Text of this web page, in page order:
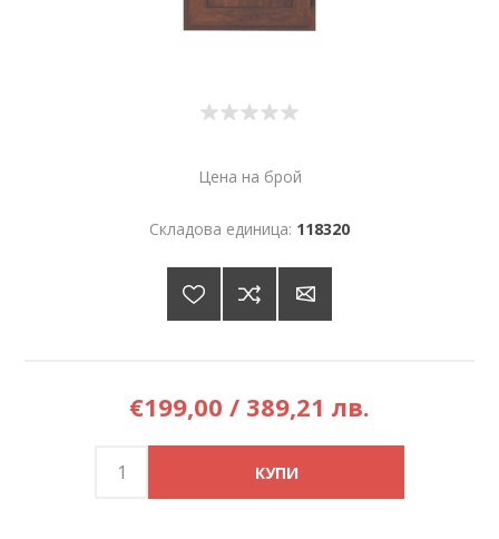
Цена на брой
Складова единица: 118320
€199,00 / 389,21 лв.